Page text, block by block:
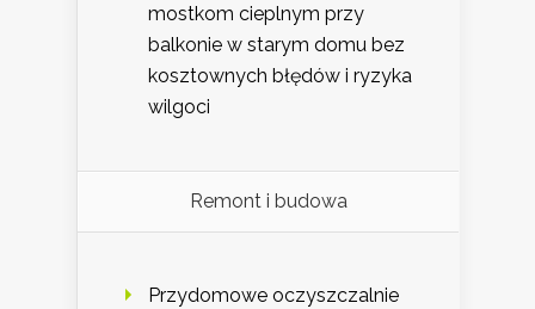
mostkom cieplnym przy
balkonie w starym domu bez
kosztownych błędów i ryzyka
wilgoci
Remont i budowa
Przydomowe oczyszczalnie